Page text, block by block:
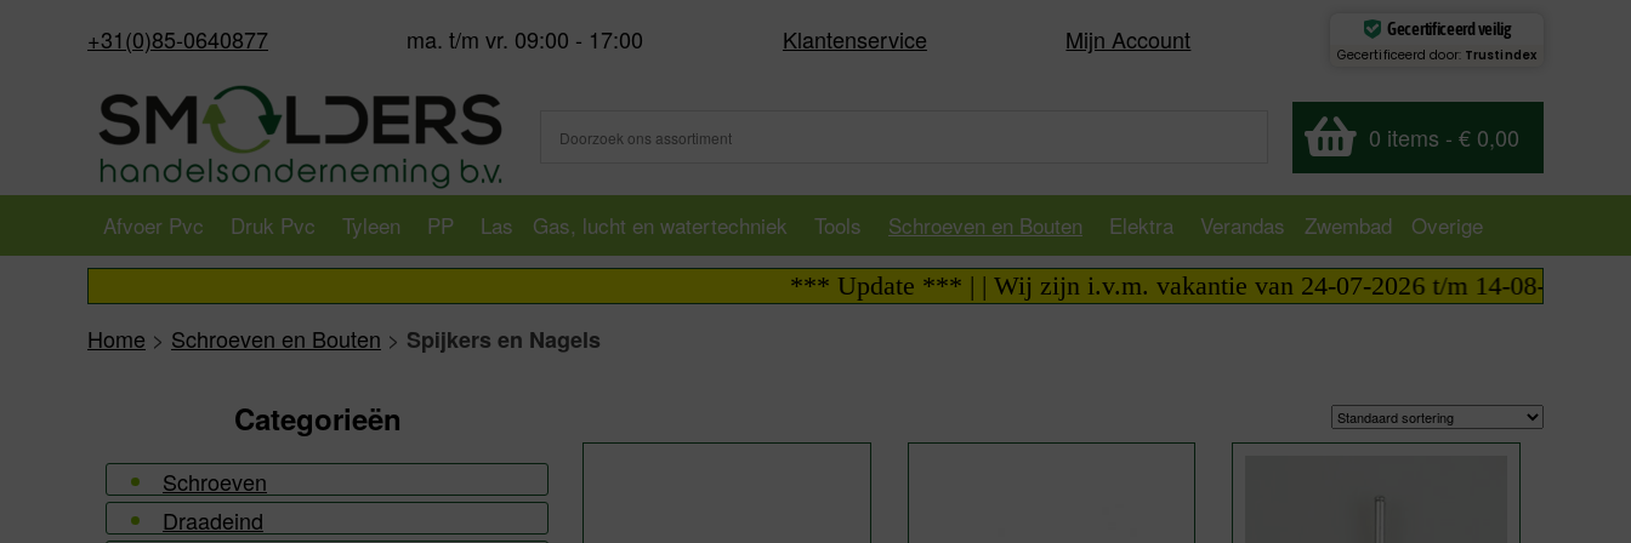
+31(0)85-0640877 ma. t/m vr. 09:00 - 17:00 Klantenservice Mijn Account Gecertificeerd veilig
Gecertificeerd door: Trustindex
0 items - € 0,00
Afvoer Pvc Druk Pvc Tyleen PP Las Gas, lucht en watertechniek Tools Schroeven en Bouten Elektra Verandas Zwembad
Overige
*** Update *** | | Wij zijn i.v.m. vakantie van 24-07-2026 t/m 14-08-2026
Home > Schroeven en Bouten > Spijkers en Nagels
Categorieën
Schroeven
Draadeind